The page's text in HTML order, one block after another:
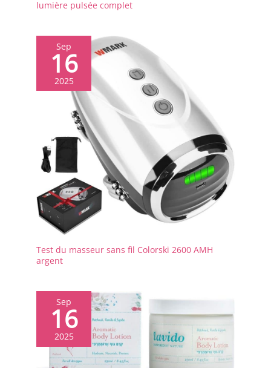
lumière pulsée complet
Sep
16
2025
Test du masseur sans fil Colorski 2600 AMH
argent
Sep
16
2025